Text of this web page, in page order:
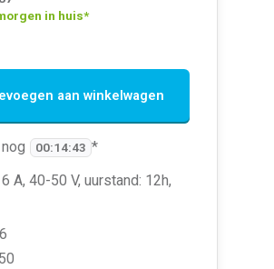
in huis*
aan winkelwagen
00:14:43 *
A, 40-50 V, uurstand: 12h,